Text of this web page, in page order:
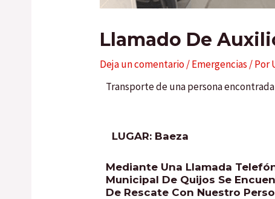
Llamado De
Deja un comentario/Emergencias / Por
Transporte de una persona
LUGAR: Baeza
Mediante Una Llamada
Municipal De Quijos Se
De Rescate Con Nuestro